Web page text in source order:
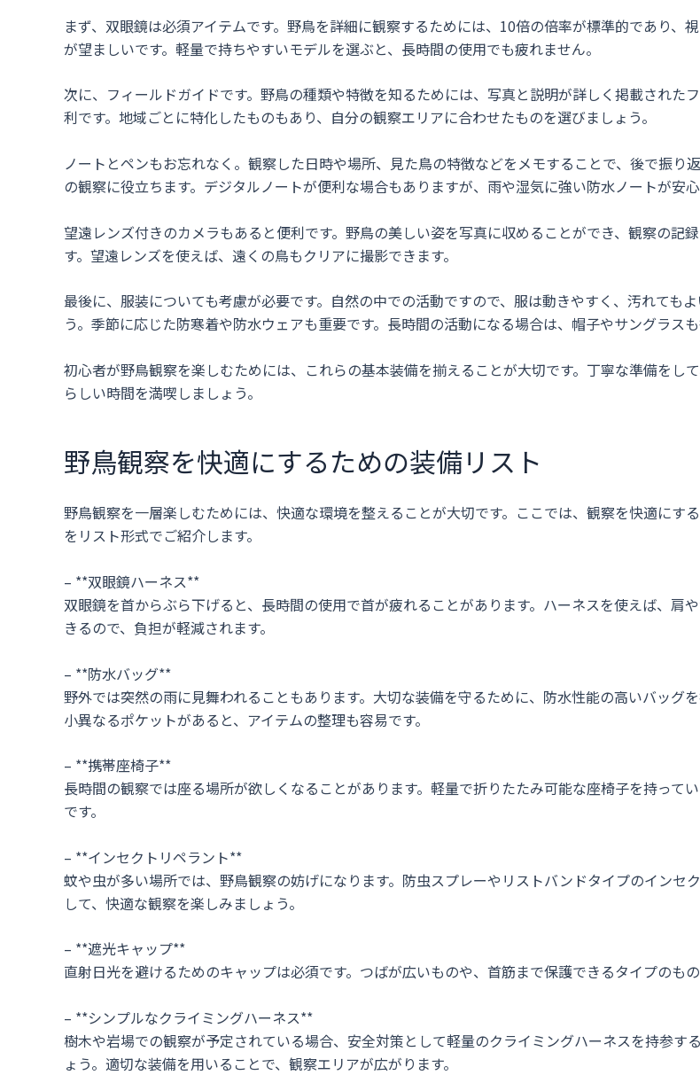
まず、双眼鏡は必須アイテムです。野鳥を詳細に観察するためには、10倍の倍率が標準的であり、
が望ましいです。軽量で持ちやすいモデルを選ぶと、長時間の使用でも疲れません。
次に、フィールドガイドです。野鳥の種類や特徴を知るためには、写真と説明が詳しく掲載された
利です。地域ごとに特化したものもあり、自分の観察エリアに合わせたものを選びましょう。
ノートとペンもお忘れなく。観察した日時や場所、見た鳥の特徴などをメモすることで、後で振り
の観察に役立ちます。デジタルノートが便利な場合もありますが、雨や湿気に強い防水ノートが安心
望遠レンズ付きのカメラもあると便利です。野鳥の美しい姿を写真に収めることができ、観察の記
す。望遠レンズを使えば、遠くの鳥もクリアに撮影できます。
最後に、服装についても考慮が必要です。自然の中での活動ですので、服は動きやすく、汚れても
う。季節に応じた防寒着や防水ウェアも重要です。長時間の活動になる場合は、帽子やサングラスも
初心者が野鳥観察を楽しむためには、これらの基本装備を揃えることが大切です。丁寧な準備をし
らしい時間を満喫しましょう。
野鳥観察を快適にするための装備リスト
野鳥観察を一層楽しむためには、快適な環境を整えることが大切です。ここでは、観察を快適にす
をリスト形式でご紹介します。
– **双眼鏡ハーネス**
双眼鏡を首からぶら下げると、長時間の使用で首が疲れることがあります。ハーネスを使えば、肩
きるので、負担が軽減されます。
– **防水バッグ**
野外では突然の雨に見舞われることもあります。大切な装備を守るために、防水性能の高いバッグ
小異なるポケットがあると、アイテムの整理も容易です。
– **携帯座椅子**
長時間の観察では座る場所が欲しくなることがあります。軽量で折りたたみ可能な座椅子を持って
です。
– **インセクトリペラント**
蚊や虫が多い場所では、野鳥観察の妨げになります。防虫スプレーやリストバンドタイプのインセ
して、快適な観察を楽しみましょう。
– **遮光キャップ**
直射日光を避けるためのキャップは必須です。つばが広いものや、首筋まで保護できるタイプのもの
– **シンプルなクライミングハーネス**
樹木や岩場での観察が予定されている場合、安全対策として軽量のクライミングハーネスを持参す
ょう。適切な装備を用いることで、観察エリアが広がります。